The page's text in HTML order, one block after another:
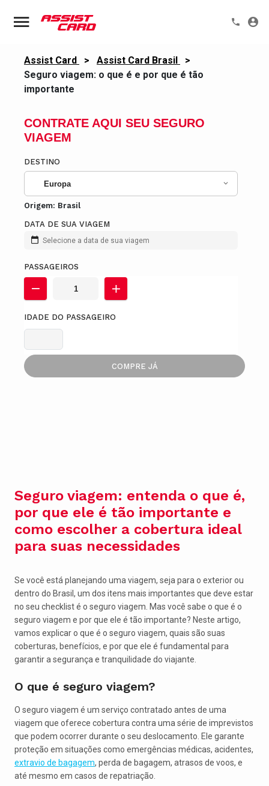
Assist Card > Assist Card Brasil
>
Seguro viagem: o que é e por que é tão
importante
CONTRATE AQUI SEU SEGURO
VIAGEM
DESTINO
Europa
Origem: Brasil
DATA DE SUA VIAGEM
Selecione a data de sua viagem
PASSAGEIROS
IDADE DO PASSAGEIRO
COMPRE JÁ
Seguro viagem: entenda o que é,
por que ele é tão importante e
como escolher a cobertura ideal
para suas necessidades
Se você está planejando uma viagem, seja para o exterior ou
dentro do Brasil, um dos itens mais importantes que deve estar
no seu checklist é o seguro viagem. Mas você sabe o que é o
seguro viagem e por que ele é tão importante? Neste artigo,
vamos explicar o que é o seguro viagem, quais são suas
coberturas, benefícios, e por que ele é fundamental para
garantir a segurança e tranquilidade do viajante.
O que é seguro viagem?
O seguro viagem é um serviço contratado antes de uma
viagem que oferece cobertura contra uma série de imprevistos
que podem ocorrer durante o seu deslocamento. Ele garante
proteção em situações como emergências médicas, acidentes,
extravio de bagagem, perda de bagagem, atrasos de voos, e
até mesmo em casos de repatriação.